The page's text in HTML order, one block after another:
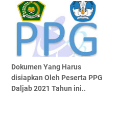
Dokumen Yang Harus
disiapkan Oleh Peserta PPG
Daljab 2021 Tahun ini..